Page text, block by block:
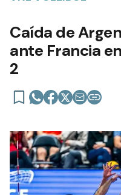
Caída de
ante Francia
2